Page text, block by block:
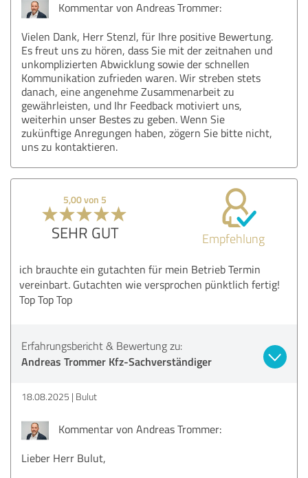
Kommentar von Andreas Trommer:
Vielen Dank, Herr Stenzl, für Ihre positive Bewertung.
Es freut uns zu hören, dass Sie mit der zeitnahen und
unkomplizierten Abwicklung sowie der schnellen
Kommunikation zufrieden waren. Wir streben stets
danach, eine angenehme Zusammenarbeit zu
gewährleisten, und Ihr Feedback motiviert uns,
weiterhin unser Bestes zu geben. Wenn Sie
zukünftige Anregungen haben, zögern Sie bitte nicht,
uns zu kontaktieren.
5,00 von 5
SEHR GUT Empfehlung
ich brauchte ein gutachten für mein Betrieb Termin
vereinbart. Gutachten wie versprochen pünktlich fertig!
Top Top Top
Erfahrungsbericht & Bewertung zu:
Andreas Trommer Kfz-Sachverständiger
18.08.2025 Bulut
Kommentar von Andreas Trommer:
Lieber Herr Bulut,